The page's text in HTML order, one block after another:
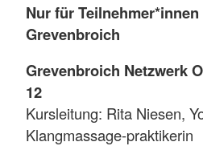
Nur für
Grevenbroich
Grevenbroich Netzwerk
12
Kursleitung: Rita Niesen,
Klangmassage-praktikerin